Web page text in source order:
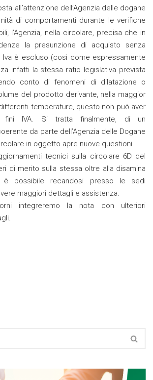
all’attenzione dell’Agenzia delle dogane
di comportamenti durante le verifiche
l’Agenzia, nella circolare, precisa che in
la presunzione di acquisto senza
Iva è escluso (così come espressamente
infatti la stessa ratio legislativa prevista
conto di fenomeni di dilatazione o
del prodotto derivante, nella maggior
temperature, questo non può aver
fini IVA. Si tratta finalmente, di un
da parte dell’Agenzia delle Dogane
in oggetto apre nuove questioni.
tecnici sulla circolare 6D del
di merito sulla stessa oltre alla disamina
possibile recandosi presso le sedi
maggiori dettagli e assistenza.
integreremo la nota con ulteriori